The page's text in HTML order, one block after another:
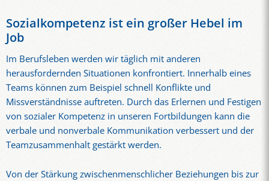
Sozialkompetenz ist ein großer Hebel im
Job
Im Berufsleben werden wir täglich mit anderen
herausfordernden Situationen konfrontiert. Innerhalb eines
Teams können zum Beispiel schnell Konflikte und
Missverständnisse auftreten. Durch das Erlernen und Festigen
von sozialer Kompetenz in unseren Fortbildungen kann die
verbale und nonverbale Kommunikation verbessert und der
Teamzusammenhalt gestärkt werden.
Von der Stärkung zwischenmenschlicher Beziehungen bis zur